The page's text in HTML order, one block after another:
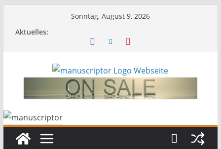
Sonntag, August 9, 2026
Aktuelles: